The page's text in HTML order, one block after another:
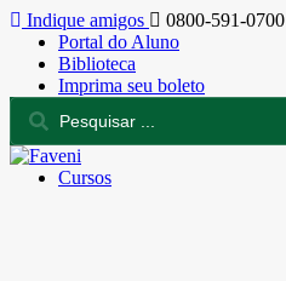
Indique amigos
0800-591-0700
Portal do Aluno
Biblioteca
Imprima seu boleto
Cursos